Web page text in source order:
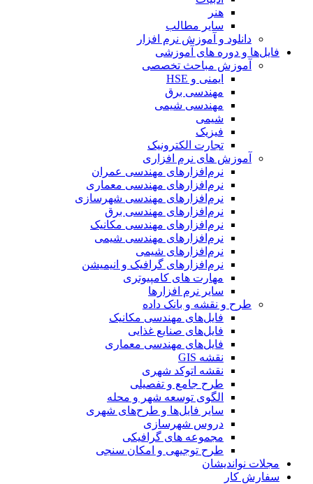
هنر
سایر مطالب
دانلود و آموزش نرم افزار
فایل‌ها و دوره های آموزشی
آموزش مباحث تخصصی
ایمنی و HSE
مهندسی برق
مهندسی شیمی
شیمی
فیزیک
تجارت الکترونیک
آموزش های نرم افزاری
نرم‌افزارهای مهندسی عمران
نرم‌افزارهای مهندسی معماری
نرم‌افزارهای مهندسی شهرسازی
نرم‌افزارهای مهندسی برق
نرم‌افزارهای مهندسی مکانیک
نرم‌افزارهای مهندسی شیمی
نرم‌افزارهای شیمی
نرم‌افزارهای گرافیک و انیمیشن
مهارت های کامپیوتری
سایر نرم افزارها
طرح و نقشه و بانک داده
فایل‌های مهندسی مکانیک
فایل‌های صنایع غذایی
فایل‌های مهندسی معماری
نقشه GIS
نقشه اتوکد شهری
طرح جامع و تفصیلی
الگوی توسعه شهر و محله
سایر فایل‌ها و طرح‌های شهری
دروس شهرسازی
مجموعه های گرافیکی
طرح توجیهی و امکان سنجی
مجلات نواندیشان
سفارش کار